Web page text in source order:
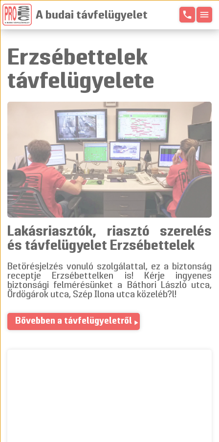
A budai távfelügyelet phone menu
Erzsébettelek
távfelügyelete
Lakásriasztók, riasztó szerelés
és távfelügyelet Erzsébettelek
Betörésjelzés vonuló szolgálattal, ez a biztonság
receptje Erzsébettelken is! Kérje ingyenes
biztonsági felmérésünket a Báthori László utca,
Ördögárok utca, Szép Ilona utca közeléb?l!
Bővebben a távfelügyeletről